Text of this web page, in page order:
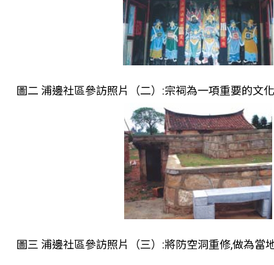
圖二 浦邊社區參訪照片（二）:宗祠為一項重要的文
圖三 浦邊社區參訪照片（三）:將防空洞重修,做為當